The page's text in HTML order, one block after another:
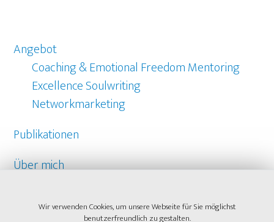
Angebot
Coaching & Emotional Freedom Mentoring
Excellence Soulwriting
Networkmarketing
Publikationen
Über mich
Wir verwenden Cookies, um unsere Webseite für Sie möglichst
benutzerfreundlich zu gestalten.